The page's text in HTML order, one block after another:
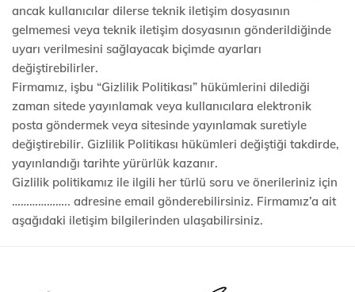
ancak kullanıcılar dilerse teknik iletişim dosyasının
gelmemesi veya teknik iletişim dosyasının gönderildiğinde
uyarı verilmesini sağlayacak biçimde ayarları
değiştirebilirler.
Firmamız, işbu “Gizlilik Politikası” hükümlerini dilediği
zaman sitede yayınlamak veya kullanıcılara elektronik
posta göndermek veya sitesinde yayınlamak suretiyle
değiştirebilir. Gizlilik Politikası hükümleri değiştiği takdirde,
yayınlandığı tarihte yürürlük kazanır.
Gizlilik politikamız ile ilgili her türlü soru ve önerileriniz için
……………….. adresine email gönderebilirsiniz. Firmamız’a ait
aşağıdaki iletişim bilgilerinden ulaşabilirsiniz.